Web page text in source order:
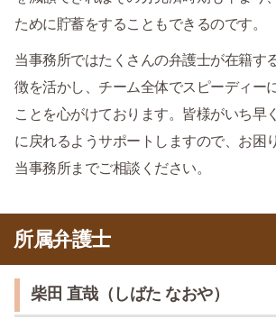
ために貯蓄をすることもできるのです。
当事務所ではたくさんの弁護士が在籍す
徴を活かし、チーム全体でスピーディー
ことを心がけております。皆様がいち早
に戻れるようサポートしますので、お困
当事務所までご相談ください。
所属弁護士
柴田 直哉（しばた なおや）